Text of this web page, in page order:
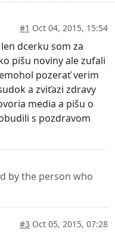
#1 Oct 04, 2015, 15:54
dcerku som za
pišu noviny ale zufali
pozerať verim
a zviťazi zdravy
media a pišu o
s pozdravom
by the person who
#3 Oct 05, 2015, 07:28